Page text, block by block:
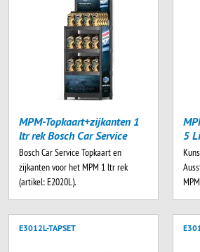
MPM-Topkaart+zijkanten 1
ltr rek Bosch Car Service
Bosch Car Service Topkaart en
zijkanten voor het MPM 1 ltr rek
(artikel: E2020L).
5
E3012L-TAPSET